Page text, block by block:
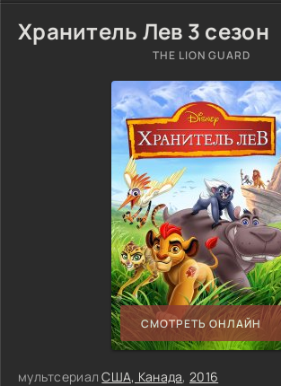
Хранитель Лев 3 сезон
THE LION GUARD
СМОТРЕТЬ ОНЛАЙН
мультсериалСША, Канада,2016